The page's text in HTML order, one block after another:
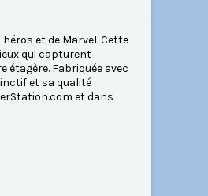
et de Marvel. Cette
qui capturent
Fabriquée avec
et sa qualité
et dans